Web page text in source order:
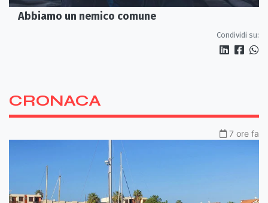
Abbiamo un nemico comune
Condividi su:
CRONACA
7 ore fa